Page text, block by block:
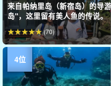
来自帕纳里岛（新宿岛）的导
岛"，这里留有美人鱼的传说。
(70)